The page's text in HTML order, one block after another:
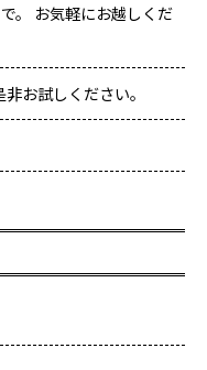
。 お気軽にお越しくだ
お試しください。